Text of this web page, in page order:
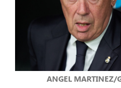
ANGEL MARTINEZ/